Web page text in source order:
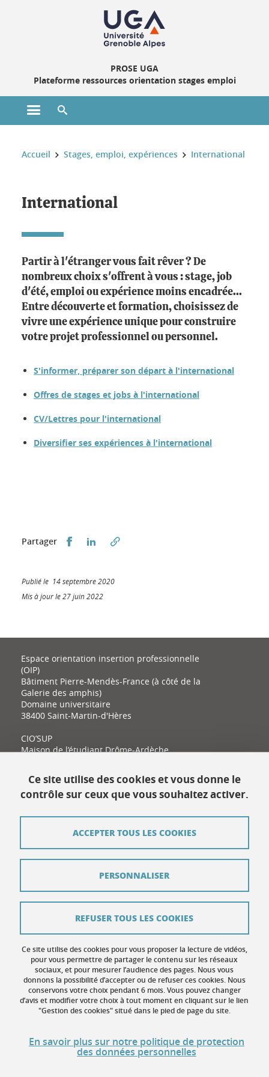
PROSE UGA
Plateforme ressources orientation stages emploi
Ouvrir le menu principal
Vous êtes ici :
Accueil Stages, emploi, expériences International
International
Partir à l'étranger vous fait rêver ? De
nombreux choix s'offrent à vous : stage, job
d'été, emploi ou expérience moins encadrée...
Entre découverte et formation, choisissez de
vivre une expérience unique pour construire
votre projet professionnel ou personnel.
S'informer, préparer son départ à l'international
Offres de stages et jobs à l'international
CV/Lettres pour l'international
Diversifier ses expériences à l'international
Partager Partager sur Facebook
Partager sur LinkedIn
Publié le 14 septembre 2020
Mis à jour le 27 juin 2022
Espace orientation insertion professionnelle
(OIP)
Bâtiment Pierre-Mendès-France (à côté de la
Galerie des amphis)
Domaine universitaire
38400 Saint-Martin-d'Hères
CIO’SUP
Maison de l’étudiant Drôme-Ardèche
26000 Valence
Contact
Mentions légales
Contribuer
Gestion des cookies
Accessibilité : non conforme
Ce site utilise des cookies et vous donne le
contrôle sur ceux que vous souhaitez activer.
Ce site utilise des cookies pour vous proposer la lecture de vidéos,
pour vous permettre de partager le contenu sur les réseaux
sociaux, et pour mesurer l’audience des pages. Nous vous
donnons la possibilité d’accepter ou de refuser ces cookies. Nous
conservons votre choix pendant 6 mois. Vous pouvez changer
d’avis et modifier votre choix à tout moment en cliquant sur le lien
"Gestion des cookies" situé dans le pied de page du site.
En savoir plus sur notre politique de protection
des données personnelles
ACCEPTER TOUS LES COOKIES
REFUSER TOUS LES COOKIES
PERSONNALISER